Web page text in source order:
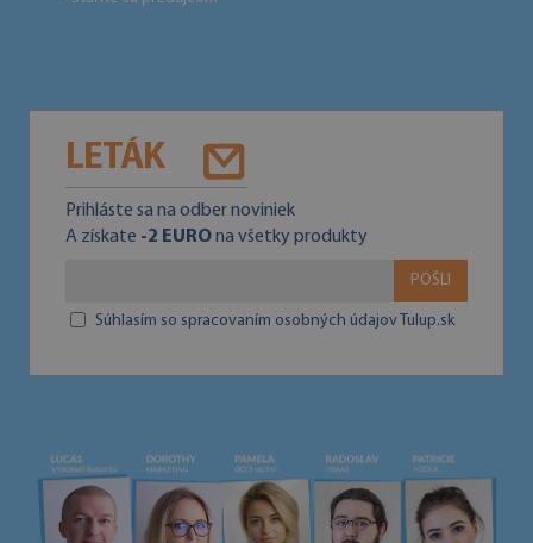
LETÁK
Prihláste sa na odber noviniek
A získate -2 EUROna všetky produkty
POŠLI
Súhlasím so spracovaním osobných údajov Tulup.sk